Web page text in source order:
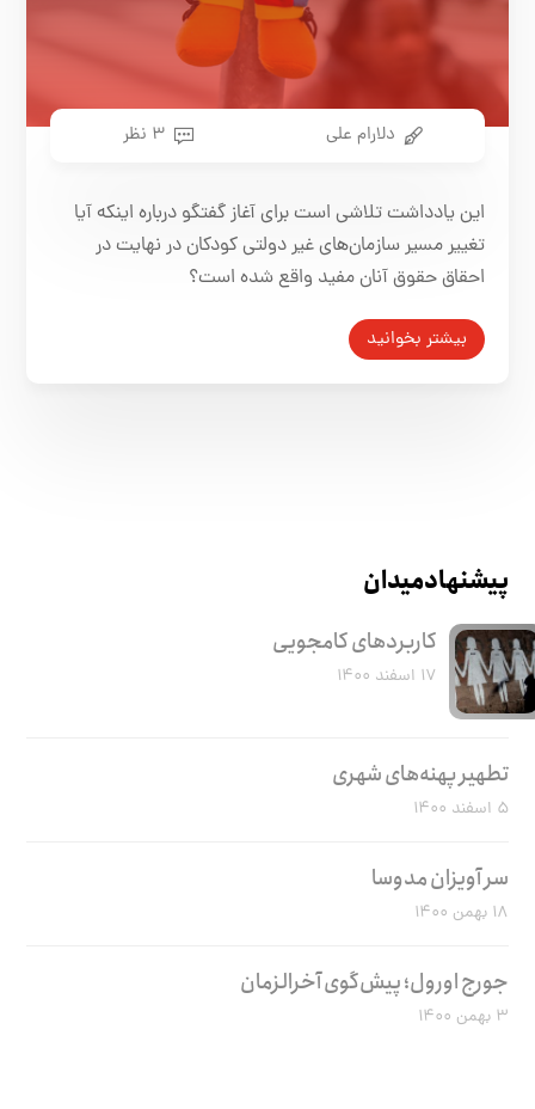
دلارام علی ۳ نظر
این یادداشت تلاشی است برای آغاز گفتگو درباره اینکه آیا
تغییر مسیر سازمان‌های غیر دولتی کودکان در نهایت در
احقاق حقوق آنان مفید واقع شده است؟
بیشتر بخوانید
پیشنهاد میدان
کاربرد‌های کامجویی
۱۷ اسفند ۱۴۰۰
تطهیر پهنه‌های شهری
۵ اسفند ۱۴۰۰
سر آویزان مدوسا
۱۸ بهمن ۱۴۰۰
جورج اورول؛ پیش‌گوی آخرالزمان
۳ بهمن ۱۴۰۰